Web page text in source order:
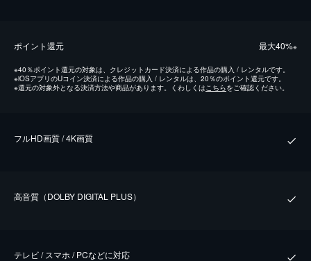
ポイント還元 最⼤40%※
※40％ポイント還元の対象は、クレジットカード決済による作品の購入 / レンタルです。
※iOSアプリのUコイン決済による作品の購入 / レンタルは、20％のポイント還元です。
※還元の対象外となる決済方法や商品があります。くわしくは こちらをご確認ください。
フルHD画質 / 4K画質
⾼⾳質（DOLBY DIGITAL PLUS）
テレビ / スマホ / PCなどに対応